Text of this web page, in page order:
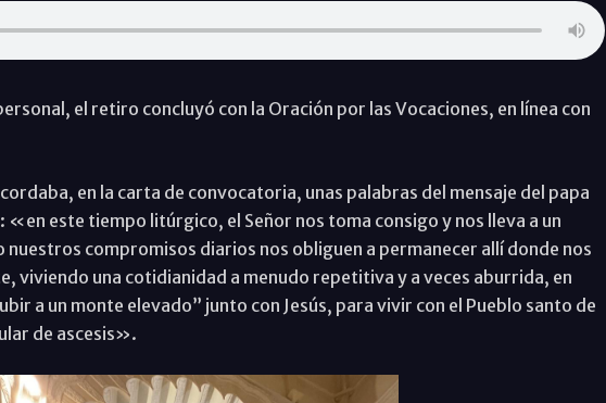
el retiro concluyó con la Oración por las Vocaciones, en línea con
en la carta de convocatoria, unas palabras del mensaje del papa
«en este tiempo litúrgico, el Señor nos toma consigo y nos lleva a un
nuestros compromisos diarios nos obliguen a permanecer allí donde nos
viviendo una cotidianidad a menudo repetitiva y a veces aburrida, en
a un monte elevado” junto con Jesús, para vivir con el Pueblo santo de
de ascesis».